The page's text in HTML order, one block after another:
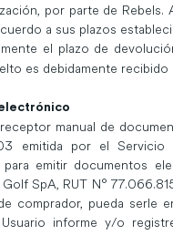
por parte de
a sus plazos
el plazo de
es debidamente
manual de
emitida por el Servicio
emitir documentos
Golf SpA, RUT N°
comprador, pueda serle
informe y/o